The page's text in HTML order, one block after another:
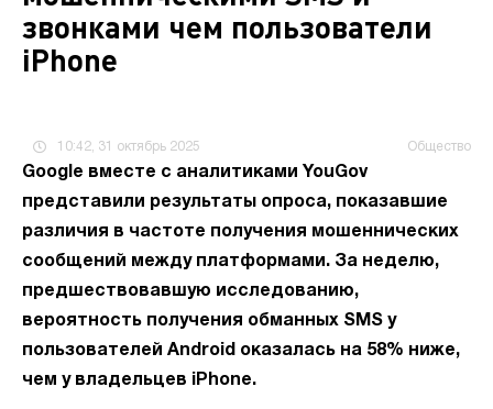
звонками чем пользователи
iPhone
10:42, 31 октябрь 2025 Общество
Google вместе с аналитиками YouGov
представили результаты опроса, показавшие
различия в частоте получения мошеннических
сообщений между платформами. За неделю,
предшествовавшую исследованию,
вероятность получения обманных SMS у
пользователей Android оказалась на 58% ниже,
чем у владельцев iPhone.